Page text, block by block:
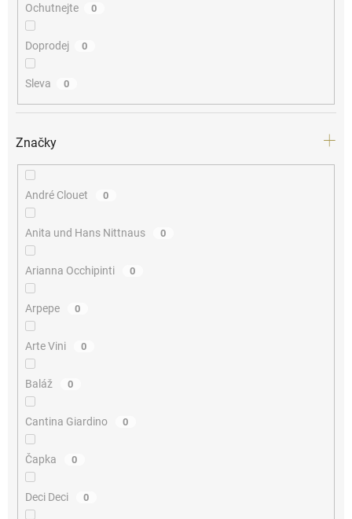
Ochutnejte 0
Doprodej 0
Sleva 0
Značky
André Clouet 0
Anita und Hans Nittnaus 0
Arianna Occhipinti 0
Arpepe 0
Arte Vini 0
Baláž 0
Cantina Giardino 0
Čapka 0
Deci Deci 0